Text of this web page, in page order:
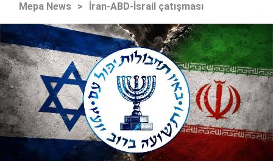
Mepa News > İran-ABD-İsrail çatışması